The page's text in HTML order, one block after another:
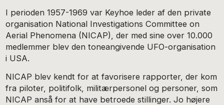
I perioden 1957-1969 var Keyhoe leder af den private
organisation National Investigations Committee on
Aerial Phenomena (NICAP), der med sine over 10.000
medlemmer blev den toneangivende UFO-organisation
i USA.
NICAP blev kendt for at favorisere rapporter, der kom
fra piloter, politifolk, militærpersonel og personer, som
NICAP anså for at have betroede stillinger. Jo højere